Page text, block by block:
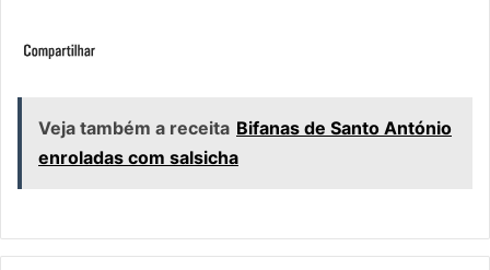
Veja também a receita Bifanas de Santo António
enroladas com salsicha